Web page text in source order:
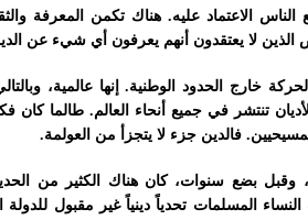
الناس الاعتماد عليه. هناك تكمن المعرفة
لا يعتقدون أنهم يعرفون أي شيء عن
خارج الحدود الوطنية. إنها عالمية،
تنتشر في جميع أنحاء العالم. طالما كان
فالدين جزء لا يتجزأ من العولمة.
وقبل بضع سنوات، كان هناك الكثير من
المسلمات تحدياً دينياً غير مقبول للدولة